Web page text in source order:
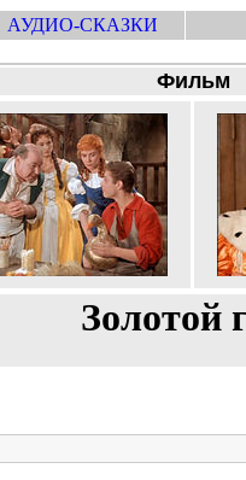
АУДИО-СКАЗКИ
Фильм
Золотой